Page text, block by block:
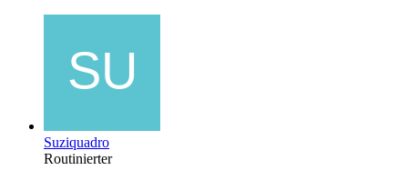
Suziquadro
Routinierter